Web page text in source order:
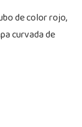
de color rojo,
curvada de